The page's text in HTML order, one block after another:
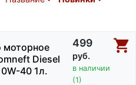
моторное
Diesel
40 1л.
499
руб.
в наличии
(1)